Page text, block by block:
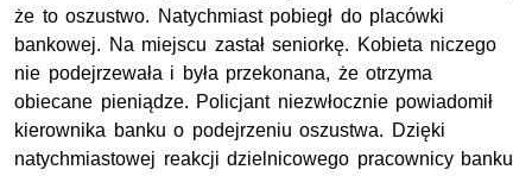
że to oszustwo. Natychmiast pobiegł do placówki
bankowej. Na miejscu zastał seniorkę. Kobieta niczego
nie podejrzewała i była przekonana, że otrzyma
obiecane pieniądze. Policjant niezwłocznie powiadomił
kierownika banku o podejrzeniu oszustwa. Dzięki
natychmiastowej reakcji dzielnicowego pracownicy banku